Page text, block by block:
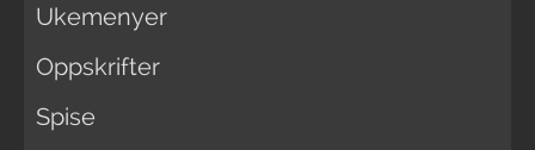
Ukemenyer
Oppskrifter
Spise